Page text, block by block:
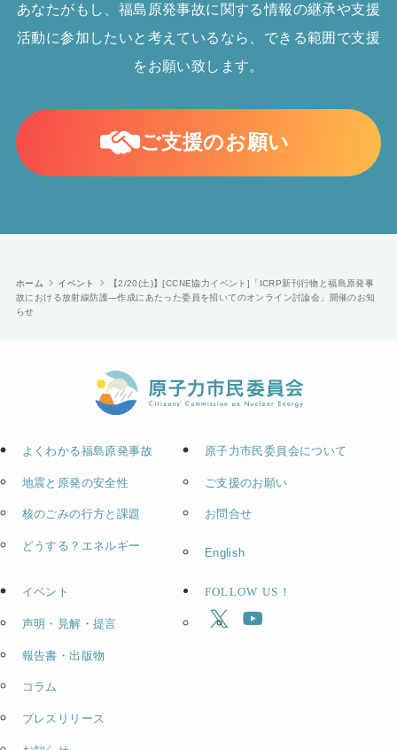
あなたがもし、福島原発事故に関する情報の継承や支援
活動に参加したいと考えているなら、できる範囲で支援
をお願い致します。
ご支援のお願い
ホーム イベント
【2/20(土)】[CCNE協力イベント]「ICRP新刊行物と福島原発事
故における放射線防護―作成にあたった委員を招いてのオンライン討論会」開催のお知
らせ
よくわかる福島原発事故
地震と原発の安全性
核のごみの行方と課題
どうする？エネルギー
イベント
声明・見解・提言
報告書・出版物
コラム
プレスリリース
原子力市民委員会について
ご支援のお願い
お問合せ
English
FOLLOW US！